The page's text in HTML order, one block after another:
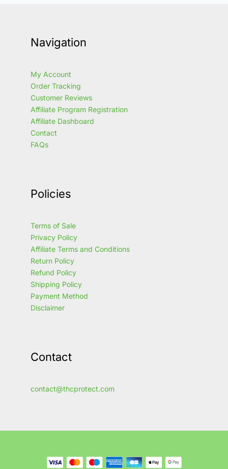
Navigation
My Account
Order Tracking
Customer Reviews
Affiliate Program Registration
Affiliate Dashboard
Contact
FAQs
Policies
Terms of Sale
Privacy Policy
Affiliate Terms and Conditions
Return Policy
Refund Policy
Shipping Policy
Payment Method
Disclaimer
Contact
contact@thcprotect.com